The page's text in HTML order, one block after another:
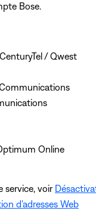
Bose.
/ Qwest
Online
service, voir
d'adresses Web